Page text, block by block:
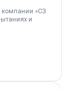
компании «СЗ
и